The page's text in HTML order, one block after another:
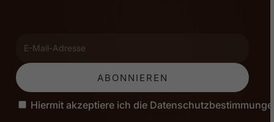
Hiermit akzeptiere ich die